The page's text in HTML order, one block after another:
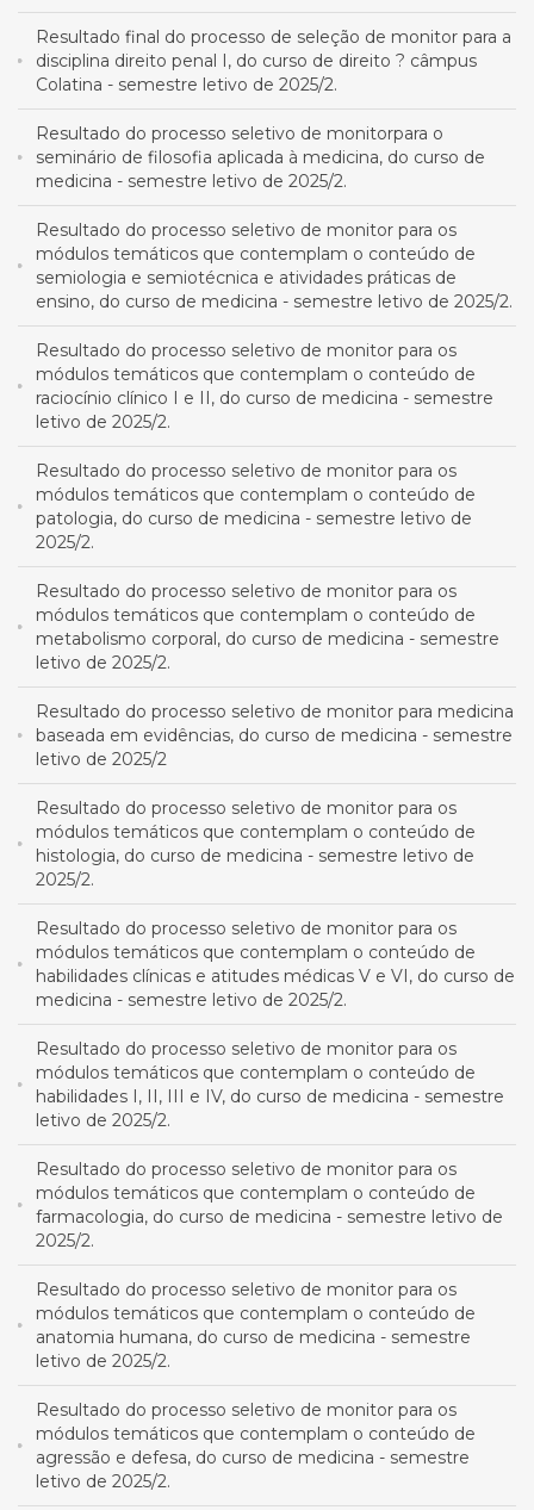
Resultado final do processo de seleção de monitor para a
disciplina direito penal I, do curso de direito ? câmpus
Colatina - semestre letivo de 2025/2.
Resultado do processo seletivo de monitorpara o
seminário de filosofia aplicada à medicina, do curso de
medicina - semestre letivo de 2025/2.
Resultado do processo seletivo de monitor para os
módulos temáticos que contemplam o conteúdo de
semiologia e semiotécnica e atividades práticas de
ensino, do curso de medicina - semestre letivo de 2025/2.
Resultado do processo seletivo de monitor para os
módulos temáticos que contemplam o conteúdo de
raciocínio clínico I e II, do curso de medicina - semestre
letivo de 2025/2.
Resultado do processo seletivo de monitor para os
módulos temáticos que contemplam o conteúdo de
patologia, do curso de medicina - semestre letivo de
2025/2.
Resultado do processo seletivo de monitor para os
módulos temáticos que contemplam o conteúdo de
metabolismo corporal, do curso de medicina - semestre
letivo de 2025/2.
Resultado do processo seletivo de monitor para medicina
baseada em evidências, do curso de medicina - semestre
letivo de 2025/2
Resultado do processo seletivo de monitor para os
módulos temáticos que contemplam o conteúdo de
histologia, do curso de medicina - semestre letivo de
2025/2.
Resultado do processo seletivo de monitor para os
módulos temáticos que contemplam o conteúdo de
habilidades clínicas e atitudes médicas V e VI, do curso de
medicina - semestre letivo de 2025/2.
Resultado do processo seletivo de monitor para os
módulos temáticos que contemplam o conteúdo de
habilidades I, II, III e IV, do curso de medicina - semestre
letivo de 2025/2.
Resultado do processo seletivo de monitor para os
módulos temáticos que contemplam o conteúdo de
farmacologia, do curso de medicina - semestre letivo de
2025/2.
Resultado do processo seletivo de monitor para os
módulos temáticos que contemplam o conteúdo de
anatomia humana, do curso de medicina - semestre
letivo de 2025/2.
Resultado do processo seletivo de monitor para os
módulos temáticos que contemplam o conteúdo de
agressão e defesa, do curso de medicina - semestre
letivo de 2025/2.